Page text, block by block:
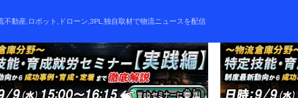
不動産,ロボット,ドローン,3PL,独自取材で物流ニュースを配信